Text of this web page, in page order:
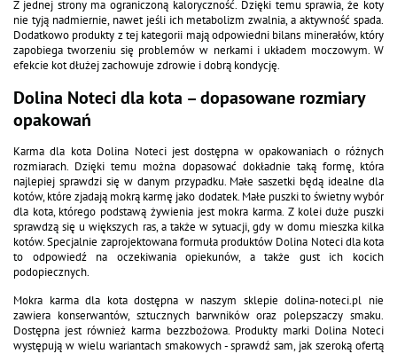
Mokra karma dla kota po
sterylizacji bogata w indyka
Dolina Noteci Premium 400 g
Zobacz produkt
Mokra karma dla kota po
sterylizacji bogata w perliczkę
Dolina Noteci Premium 400 g
Zobacz produkt
Dolina Noteci Premium
Mokra karma dla kota bogata w
królika Dolina Noteci Premium
185 g
Dolina Noteci Premium
Mokra karma dla kota bogata w
gęś Dolina Noteci Premium 185 g